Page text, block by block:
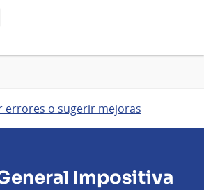
errores o sugerir mejoras
Impositiva